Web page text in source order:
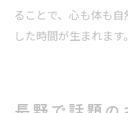
ることで、心も体も
した時間が生まれます。